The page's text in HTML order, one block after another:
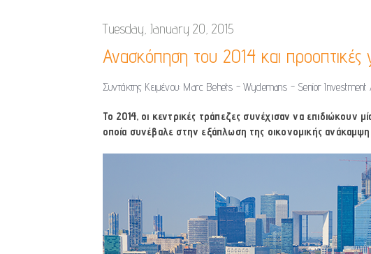
Tuesday, January 20, 2015
Ανασκόπηση του 2014 και προοπτικές
Συντάκτης Κειμένου: Marc Behets - Wydemans - Senior
Το 2014, οι κεντρικές τράπεζες συνέχισαν να επιδιώκουν
οποία συνέβαλε στην εξάπλωση της οικονομικής